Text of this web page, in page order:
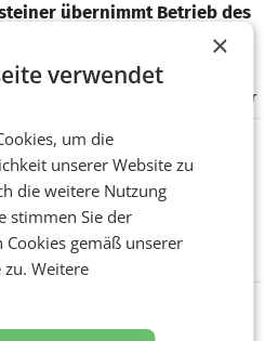
übernimmt Betrieb des
Campingplatzes am
Camping Wörthersee ist
Die Falkensteiner Michaeler
(FMTG) und die Stadtwerke
haben den
& MEDIA
Flow“ wird Österreichs
bei der EXPO 2027
„Join the Flow“ von facts and
Media und PLANET architects
Beitrag zur EXPO
Die Weltausstellung findet
×
verwendet
um die
unserer Website zu
die weitere Nutzung
stimmen Sie der
gemäß unserer
zu.Weitere